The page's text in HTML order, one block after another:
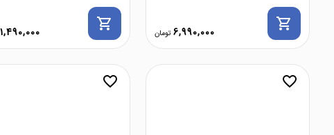
6,990,000
shopping_cart
shopping_cart
favorite_border
favorite_border